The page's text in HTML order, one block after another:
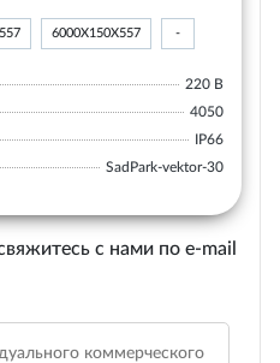
6000Х150Х557 -
220 В
4050
IP66
SadPark-vektor-30
с нами по e-mail
коммерческого